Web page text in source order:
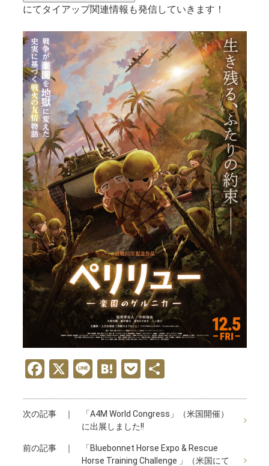
にてタイアップ関連情報も発信していきます！
F
a
ce
b
o
X Li
n
e
H
at
e
n
a
P
o
ck
et
共
次の記事 ｜
「A4M World Congress」（米国開催）
に出展しました!!
前の記事 ｜
「Bluebonnet Horse Expo & Rescue
Horse Training Challenge 」（米国にて